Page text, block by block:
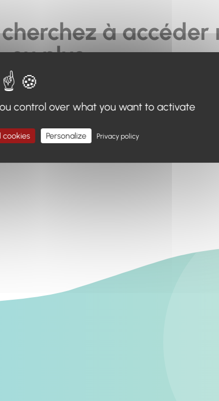
à accéder
ou plus.
de page, ou à utiliser le menu pour trouver le
à l'accueil
control over what you want to activate
cookies Personalize Privacy policy